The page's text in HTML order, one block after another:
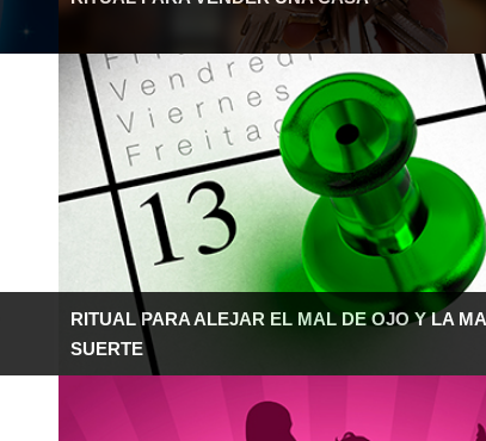
RITUAL PARA ALEJAR EL MAL DE OJO Y LA
SUERTE